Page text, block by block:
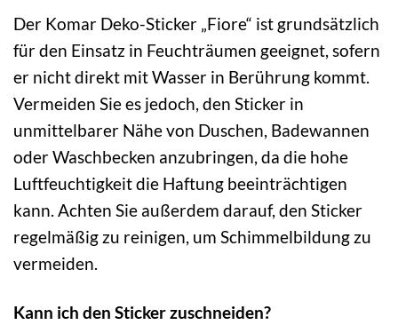
Der Komar Deko-Sticker „Fiore“ ist grundsätzlich
für den Einsatz in Feuchträumen geeignet, sofern
er nicht direkt mit Wasser in Berührung kommt.
Vermeiden Sie es jedoch, den Sticker in
unmittelbarer Nähe von Duschen, Badewannen
oder Waschbecken anzubringen, da die hohe
Luftfeuchtigkeit die Haftung beeinträchtigen
kann. Achten Sie außerdem darauf, den Sticker
regelmäßig zu reinigen, um Schimmelbildung zu
vermeiden.
Kann ich den Sticker zuschneiden?